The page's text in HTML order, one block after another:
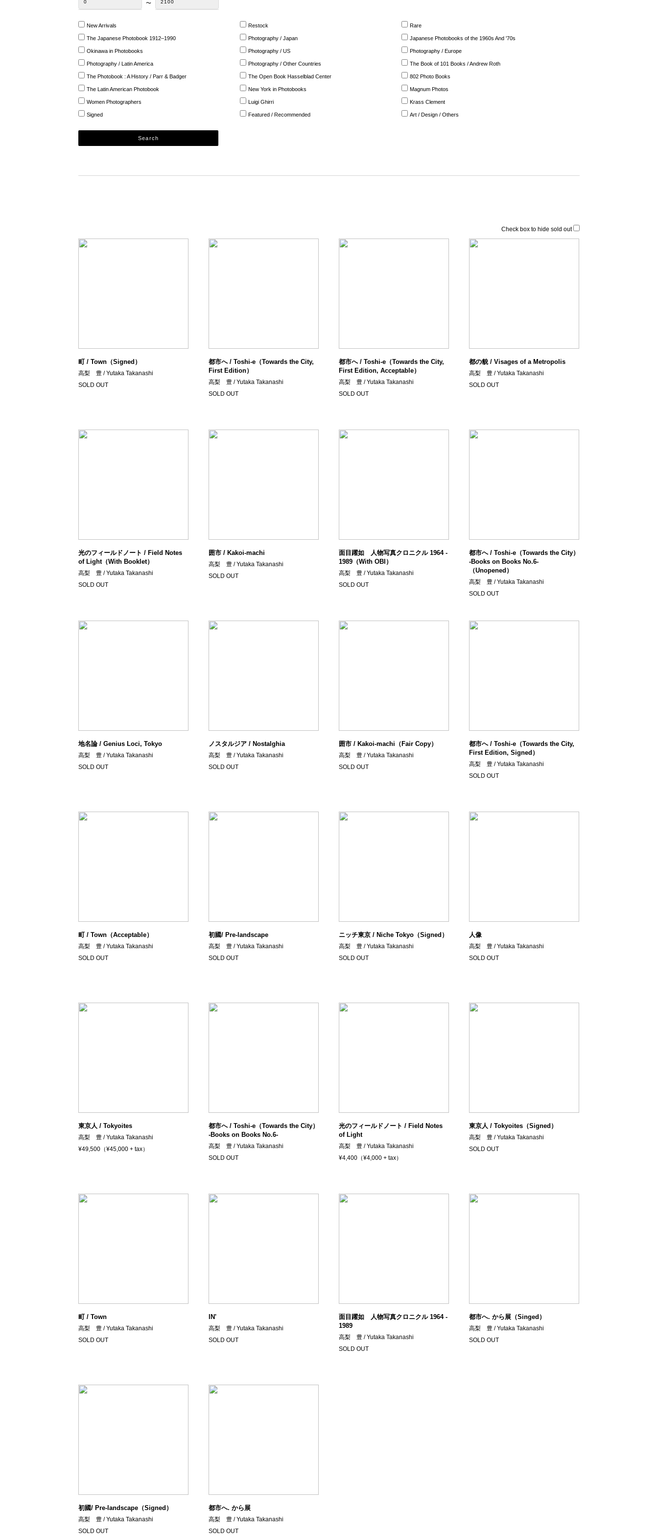
0 〜 2100
New Arrivals Restock Rare
The Japanese Photobook 1912–1990 Photography / Japan Japanese Photobooks of the 1960s And '70s
Okinawa in Photobooks Photography / US Photography / Europe
Photography / Latin America Photography / Other Countries The Book of 101 Books / Andrew Roth
The Photobook : A History / Parr & Badger The Open Book Hasselblad Center 802 Photo Books
The Latin American Photobook New York in Photobooks Magnum Photos
Women Photographers Luigi Ghirri Krass Clement
Signed Featured / Recommended Art / Design / Others
Search
Check box to hide sold out
町 / Town（Signed）
高梨 豊 / Yutaka Takanashi
SOLD OUT
都市へ / Toshi-e（Towards the City,
First Edition）
高梨 豊 / Yutaka Takanashi
SOLD OUT
都市へ / Toshi-e（Towards the City,
First Edition, Acceptable）
高梨 豊 / Yutaka Takanashi
SOLD OUT
都の貌 / Visages of a Metropolis
高梨 豊 / Yutaka Takanashi
SOLD OUT
光のフィールドノート / Field Notes
of Light（With Booklet）
高梨 豊 / Yutaka Takanashi
SOLD OUT
囲市 / Kakoi-machi
高梨 豊 / Yutaka Takanashi
SOLD OUT
面目躍如 人物写真クロニクル 1964 -
1989（With OBI）
高梨 豊 / Yutaka Takanashi
SOLD OUT
都市へ / Toshi-e（Towards the City）
-Books on Books No.6-
（Unopened）
高梨 豊 / Yutaka Takanashi
SOLD OUT
地名論 / Genius Loci, Tokyo
高梨 豊 / Yutaka Takanashi
SOLD OUT
ノスタルジア / Nostalghia
高梨 豊 / Yutaka Takanashi
SOLD OUT
囲市 / Kakoi-machi（Fair Copy）
高梨 豊 / Yutaka Takanashi
SOLD OUT
都市へ / Toshi-e（Towards the City,
First Edition, Signed）
高梨 豊 / Yutaka Takanashi
SOLD OUT
町 / Town（Acceptable）
高梨 豊 / Yutaka Takanashi
SOLD OUT
初國/ Pre-landscape
高梨 豊 / Yutaka Takanashi
SOLD OUT
ニッチ東京 / Niche Tokyo（Signed）
高梨 豊 / Yutaka Takanashi
SOLD OUT
人像
高梨 豊 / Yutaka Takanashi
SOLD OUT
東京人 / Tokyoites
高梨 豊 / Yutaka Takanashi
¥49,500（¥45,000 + tax）
都市へ / Toshi-e（Towards the City）
-Books on Books No.6-
高梨 豊 / Yutaka Takanashi
SOLD OUT
光のフィールドノート / Field Notes
of Light
高梨 豊 / Yutaka Takanashi
¥4,400（¥4,000 + tax）
東京人 / Tokyoites（Signed）
高梨 豊 / Yutaka Takanashi
SOLD OUT
町 / Town
高梨 豊 / Yutaka Takanashi
SOLD OUT
IN'
高梨 豊 / Yutaka Takanashi
SOLD OUT
面目躍如 人物写真クロニクル 1964 -
1989
高梨 豊 / Yutaka Takanashi
SOLD OUT
都市へ. から展（Singed）
高梨 豊 / Yutaka Takanashi
SOLD OUT
初國/ Pre-landscape（Signed）
高梨 豊 / Yutaka Takanashi
SOLD OUT
都市へ. から展
高梨 豊 / Yutaka Takanashi
SOLD OUT